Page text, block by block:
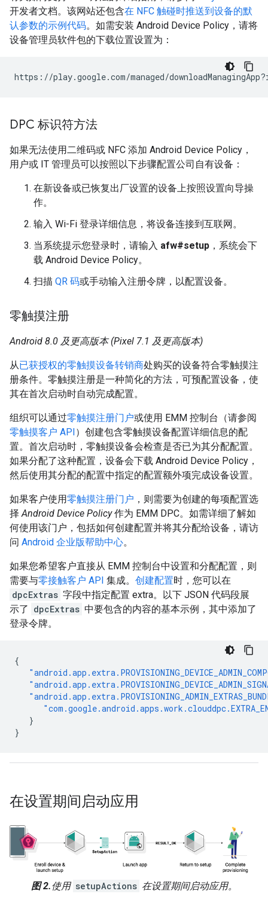
开发者文档。该网站还包含在 NFC 触碰时推送到设备的默
认参数的示例代码。如需安装 Android Device Policy，请将
设备管理员软件包的下载位置设置为：
DPC 标识符方法
如果无法使用二维码或 NFC 添加 Android Device Policy，
用户或 IT 管理员可以按照以下步骤配置公司自有设备：
在新设备或已恢复出厂设置的设备上按照设置向导操
作。
输入 Wi-Fi 登录详细信息，将设备连接到互联网。
当系统提示您登录时，请输入 afw#setup ，系统会下
载 Android Device Policy。
扫描 QR 码或手动输入注册令牌，以配置设备。
零触摸注册
Android 8.0 及更高版本 (Pixel 7.1 及更高版本)
从已获授权的零触摸设备转销商处购买的设备符合零触摸注
册条件。零触摸注册是一种简化的方法，可预配置设备，使
其在首次启动时自动完成配置。
组织可以通过零触摸注册门户或使用 EMM 控制台（请参阅
零触摸客户 API）创建包含零触摸设备配置详细信息的配
置。首次启动时，零触摸设备会检查是否已为其分配配置。
如果分配了这种配置，设备会下载 Android Device Policy，
然后使用其分配的配置中指定的配置额外项完成设备设置。
如果客户使用零触摸注册门户 ，则需要为创建的每项配置选
择Android Device Policy作为 EMM DPC。如需详细了解如
何使用该门户，包括如何创建配置并将其分配给设备，请访
问 Android 企业版帮助中心。
如果您希望客户直接从 EMM 控制台中设置和分配配置，则
需要与零接触客户 API 集成。 创建配置时，您可以在
dpcExtras 字段中指定配置 extra。以下 JSON 代码段展
示了 dpcExtras 中要包含的内容的基本示例，其中添加了
登录令牌。
{
}
}
在设置期间启动应用
图 2.使用 setupActions 在设置期间启动应用。